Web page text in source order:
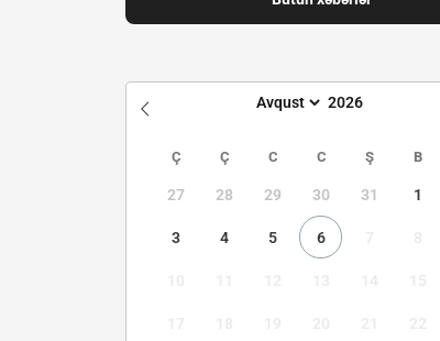
Ç Ç C C Ş B
27 28 29 30 31 1
3 4 5 6